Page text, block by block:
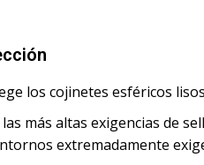
los cojinetes esféricos
más altas exigencias de
extremadamente